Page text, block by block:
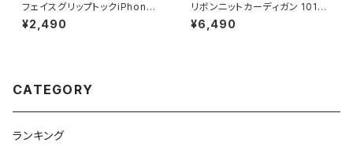
フェイスグリップトックiPhone
ケース 1013-210927001
¥2,490
リボンニットカーディガン 1013-
230928012
¥6,490
CATEGORY
ランキング